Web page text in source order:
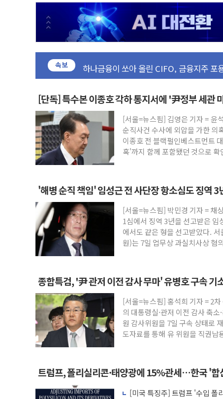
속보
우리은행, 고창해상풍력에 4000억 금융 지원
NH농협은행, 모두투어 제휴 여행적금 완판
민병덕 "오늘 67개 점포 영업 재개...장바
하나금융이 쏘아 올린 CIFO, 금융지주 포
종합특검, '尹 관저 이전 감사 무마' 유병호
코스피·코스닥 오전 동반 하락…내린 종
'입추'인데 연일 찜통더위…김성환 기후부
"최대 2시간 앞서 침수 예측"…건설연, AI
유니슨 "국내생산세액공제·인증제도 개
창호 교체하다 난간 무너져…대전서 50대
장동혁 "규제와 대출 풀고 재개발·재건축
AI에 승부 건 네이버…내년 AI 팩토리 매출
日, 4~6월 105조원 환시 개입...4월 말 '56
오렌지플래닛 창업재단, 스타트업 지원 프
경찰, '300억대 사기 혐의' 차가원 대표 구
[단독] 특수본 이종호 각하 통지서에 '尹정부 세관
[서울=뉴스핌] 김영은 기자 = 윤
순직사건 수사에 외압을 가한 의
이종호 전 블랙펄인베스트먼트
혹'까지 함께 포함됐던 것으로
'해병 순직 책임' 임성근 전 사단장 항소심도 징역 3
[서울=뉴스핌] 박민경 기자 = 채
1심에서 징역 3년을 선고받은 임
에서도 같은 형을 선고받았다.
원)는 7일 업무상 과실치사상 혐
종합특검, '尹 관저 이전 감사 무마' 유병호 구속 기
[서울=뉴스핌] 홍석희 기자 = 2
의 대통령실·관저 이전 감사 축
원 감사위원을 7일 구속 상태로
도자료를 통해 유 위원을 직권남
트럼프, 폴리실리콘·태양광에 15%관세…한국 '합
[미국 특징주] 트럼프 '수입 폴